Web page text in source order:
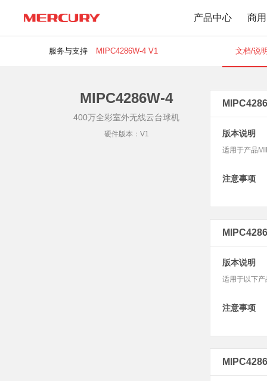
产品中心 商
路由器
Wi-Fi 6无线
Mesh无线
1200M无线
筒机&半球
4G网络摄像机
交换机
千兆交换机
网管交换机
2.5G交换机
面板AP
室外AP
下载中心
服务与支持 MIPC4286W-4 V1 文档/说
MIPC4286W-4
400万全彩室外无线云台球机
硬件版本：V1 版本说明
适用于产品
注意事项
版本说明
适用于以下
注意事项